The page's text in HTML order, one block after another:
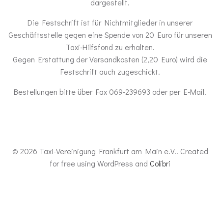
dargestellt.
Die Festschrift ist für Nichtmitglieder in unserer
Geschäftsstelle gegen eine Spende von 20 Euro für unseren
Taxi-Hilfsfond zu erhalten.
Gegen Erstattung der Versandkosten (2,20 Euro) wird die
Festschrift auch zugeschickt.
Bestellungen bitte über Fax 069-239693 oder per E-Mail.
© 2026 Taxi-Vereinigung Frankfurt am Main e.V.. Created
for free using WordPress and Colibri